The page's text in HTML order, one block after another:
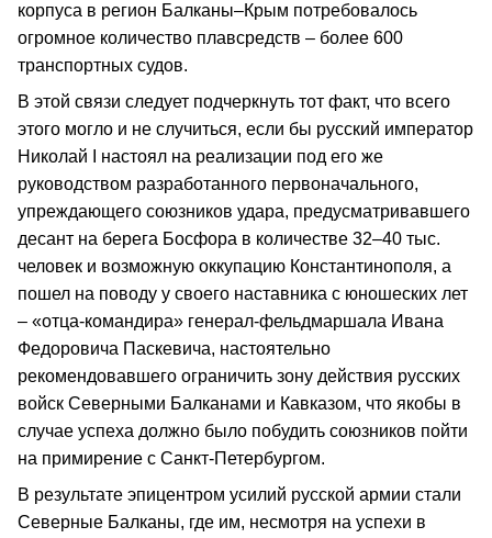
корпуса в регион Балканы–Крым потребовалось
огромное количество плавсредств – более 600
транспортных судов.
В этой связи следует подчеркнуть тот факт, что всего
этого могло и не случиться, если бы русский император
Николай I настоял на реализации под его же
руководством разработанного первоначального,
упреждающего союзников удара, предусматривавшего
десант на берега Босфора в количестве 32–40 тыс.
человек и возможную оккупацию Константинополя, а
пошел на поводу у своего наставника с юношеских лет
– «отца-командира» генерал-фельдмаршала Ивана
Федоровича Паскевича, настоятельно
рекомендовавшего ограничить зону действия русских
войск Северными Балканами и Кавказом, что якобы в
случае успеха должно было побудить союзников пойти
на примирение с Санкт-Петербургом.
В результате эпицентром усилий русской армии стали
Северные Балканы, где им, несмотря на успехи в